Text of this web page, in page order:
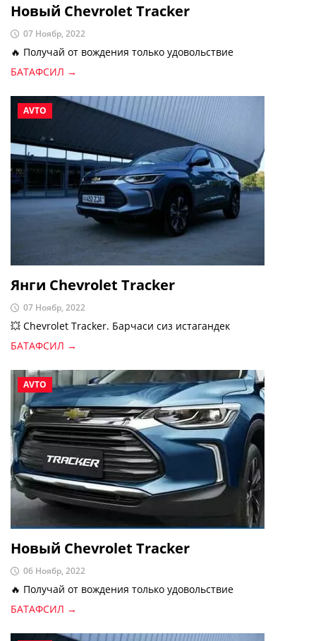
Новый Chevrolet Tracker
07 Ноябр, 2022
🔥 Получай от вождения только удовольствие
БАТАФСИЛ →
AVTO
Янги Chevrolet Tracker
07 Ноябр, 2022
💥 Chevrolet Tracker. Барчаси сиз истагандек
БАТАФСИЛ →
AVTO
Новый Chevrolet Tracker
06 Ноябр, 2022
🔥 Получай от вождения только удовольствие
БАТАФСИЛ →